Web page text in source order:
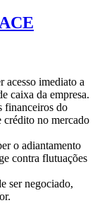
acesso imediato a
caixa da empresa.
financeiros do
crédito no mercado
o adiantamento
contra flutuações
ser negociado,